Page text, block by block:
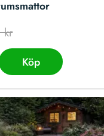
kr
Köp